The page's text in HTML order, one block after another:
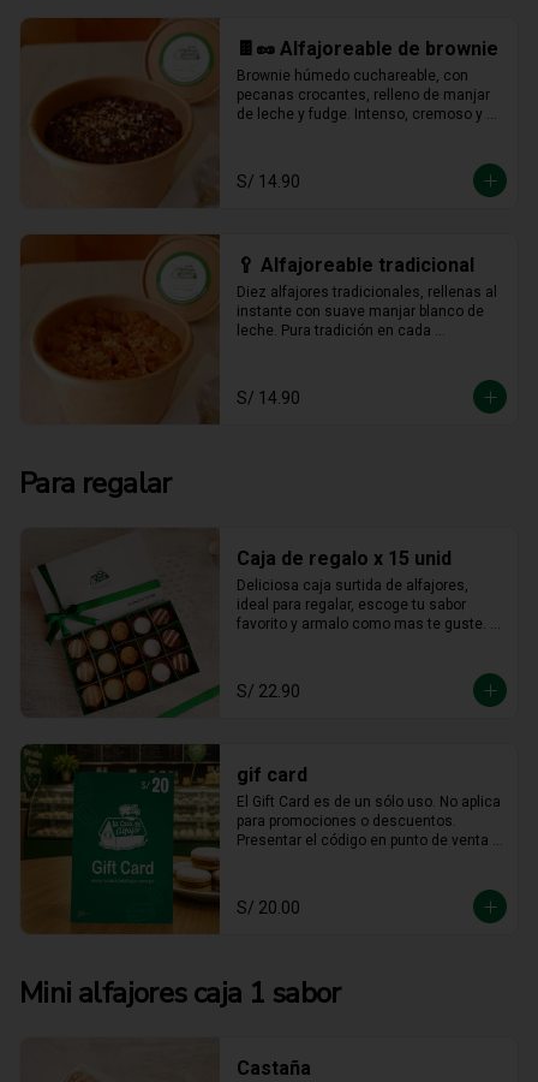
🍫🥜 Alfajoreable de brownie
Brownie húmedo cuchareable, con
pecanas crocantes, relleno de manjar
de leche y fudge. Intenso, cremoso y
S/ 14.90
🥄 Alfajoreable tradicional
Diez alfajores tradicionales, rellenas al
instante con suave manjar blanco de
leche. Pura tradición en cada
S/ 14.90
Para regalar
Caja de regalo x 15 unid
Deliciosa caja surtida de alfajores,
ideal para regalar, escoge tu sabor
favorito y armalo como mas te guste.
S/ 22.90
gif card
El Gift Card es de un sólo uso. No aplica
para promociones o descuentos.
Presentar el código en punto de venta o
efectivo. No es acumulable. No puede
ser reemplazado por dinero, ni usado
provincia de Chiclayo. No válido para
S/ 20.00
Mini alfajores caja 1 sabor
Castaña